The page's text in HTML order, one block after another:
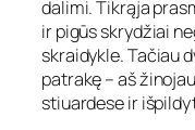
dalimi. Tikrąja
ir pigūs skrydžiai
skraidykle. Tačiau
patrakę – aš
stiuardese ir